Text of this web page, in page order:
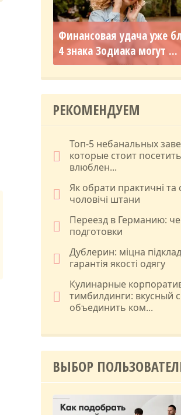
Финансовая удача уже
4 знака Зодиака могут ...
РЕКОМЕНДУЕМ
Топ-5 небанальных
которые стоит
влюблен...
Як обрати практичні та
чоловічі штани
Переезд в Германию:
подготовки
Дублерин: міцна
гарантія якості одягу
Кулинарные
тимбилдинги: вкусный
объединить ком...
ВЫБОР